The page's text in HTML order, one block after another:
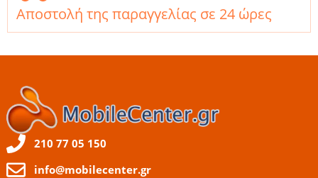
Αποστολή της παραγγελίας σε 24 ώρες
210 77 05 150
info@mobilecenter.gr